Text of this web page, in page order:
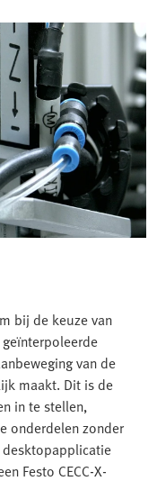
bij de keuze van
van de
maakt. Dit is de
in te stellen,
onderdelen zonder
Festo CECC-X-